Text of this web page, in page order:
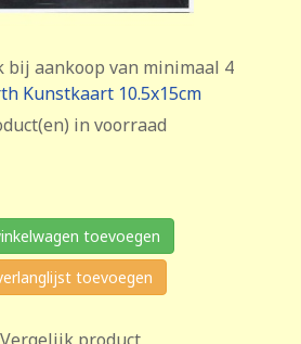
bij aankoop van minimaal 4
Kunstkaart 10.5x15cm
in voorraad
toevoegen
toevoegen